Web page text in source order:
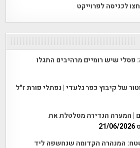
לכניסה לפרוייקט
שיש רומיים מרהיבים התגלו
של קיבוץ כפר גלעדי | נפתלי פורת ז"ל
| המערה הנדירה מטלטלת את
21/06/2026
המנהרה הקדומה שנחשפה ליד